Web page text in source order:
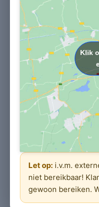
Klik
Let op: i.v.m.
niet bereikbaar!
gewoon bereiken.